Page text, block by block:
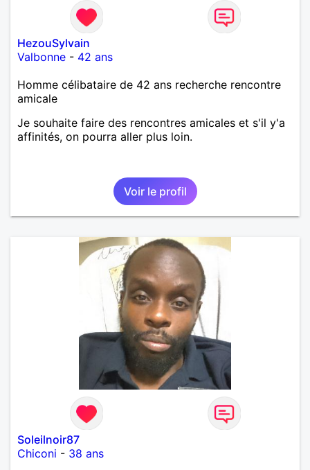
HezouSylvain
Valbonne - 42 ans
Homme célibataire de 42 ans recherche rencontre
amicale
Je souhaite faire des rencontres amicales et s'il y'a
affinités, on pourra aller plus loin.
Voir le profil
Soleilnoir87
Chiconi - 38 ans